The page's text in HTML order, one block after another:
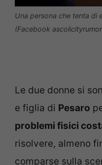
Una persona che tenta di
(Facebook
Le due donne si
e figlia di Pesaro
problemi fisici
risolvere, almeno
comparse sulla